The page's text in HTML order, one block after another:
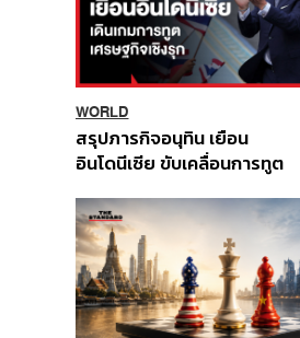
WORLD
สรุปภารกิจอนุทิน เยือน
อินโดนีเซีย ขับเคลื่อนการทูต
ส่วนยุทธศาสตร์ไทย –
อินโดนีเซีย